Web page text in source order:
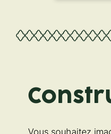
Vous souhaitez